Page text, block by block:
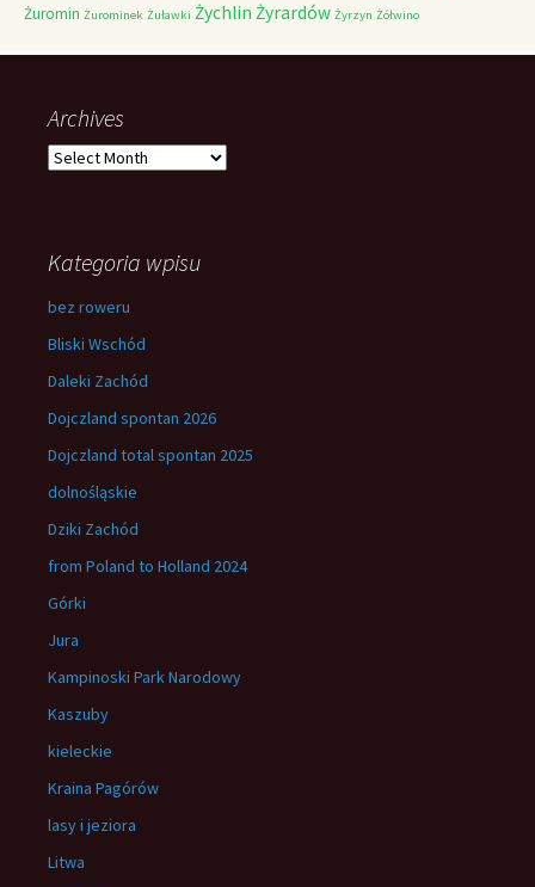
Żuromin Żurominek Żuławki Żychlin Żyrardów Żyrzyn Żółwino
Archives
Archives
Kategoria wpisu
bez roweru
Bliski Wschód
Daleki Zachód
Dojczland spontan 2026
Dojczland total spontan 2025
dolnośląskie
Dziki Zachód
from Poland to Holland 2024
Górki
Jura
Kampinoski Park Narodowy
Kaszuby
kieleckie
Kraina Pagórów
lasy i jeziora
Litwa